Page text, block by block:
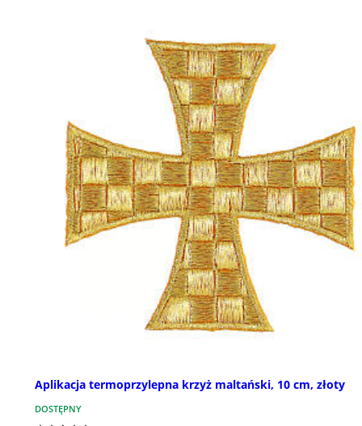
Aplikacja termoprzylepna krzyż maltański, 10 cm, złoty
DOSTĘPNY